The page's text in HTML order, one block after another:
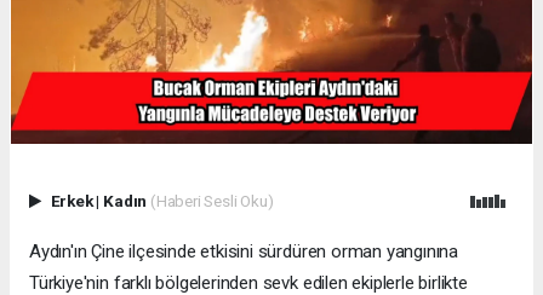
Erkek| Kadın (Haberi Sesli Oku)
Aydın'ın Çine ilçesinde etkisini sürdüren orman yangınına
Türkiye'nin farklı bölgelerinden sevk edilen ekiplerle birlikte